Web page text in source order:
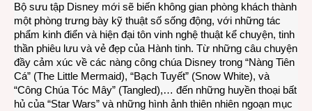
Bộ sưu tập Disney mới sẽ biến không gian phòng khách thành
một phòng trưng bày kỹ thuật số sống động, với những tác
phẩm kinh điển và hiện đại tôn vinh nghệ thuật kể chuyện, tinh
thần phiêu lưu và vẻ đẹp của Hành tinh. Từ những câu chuyện
đầy cảm xúc về các nàng công chúa Disney trong “Nàng Tiên
Cá” (The Little Mermaid), “Bạch Tuyết” (Snow White), và
“Công Chúa Tóc Mây” (Tangled),… đến những huyền thoại bất
hủ của “Star Wars” và những hình ảnh thiên nhiên ngoạn mục